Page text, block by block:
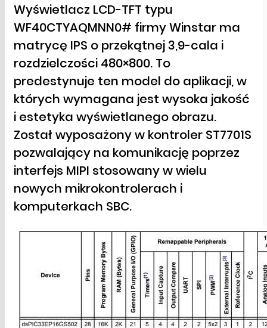
Wyświetlacz LCD-TFT typu
WF40CTYAQMNN0# firmy Winstar ma
matrycę IPS o przekątnej 3,9-cala i
rozdzielczości 480×800. To
predestynuje ten model do aplikacji, w
których wymagana jest wysoka jakość
i estetyka wyświetlanego obrazu.
Został wyposażony w kontroler ST7701S
pozwalający na komunikację poprzez
interfejs MIPI stosowany w wielu
nowych mikrokontrolerach i
komputerkach SBC.